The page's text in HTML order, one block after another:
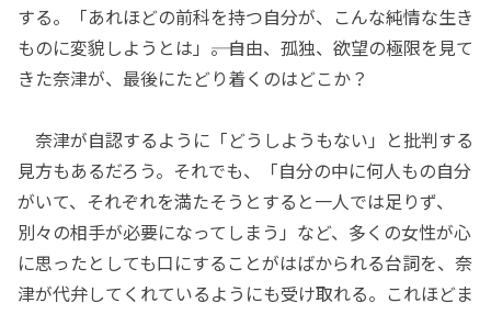
する。「あれほどの前科を持つ自分が、こんな純情な生き
ものに変貌しようとは」――。自由、孤独、欲望の極限を見て
きた奈津が、最後にたどり着くのはどこか？
奈津が自認するように「どうしようもない」と批判する
見方もあるだろう。それでも、「自分の中に何人もの自分
がいて、それぞれを満たそうとすると一人では足りず、
別々の相手が必要になってしまう」など、多くの女性が心
に思ったとしても口にすることがはばかられる台詞を、奈
津が代弁してくれているようにも受け取れる。これほどま